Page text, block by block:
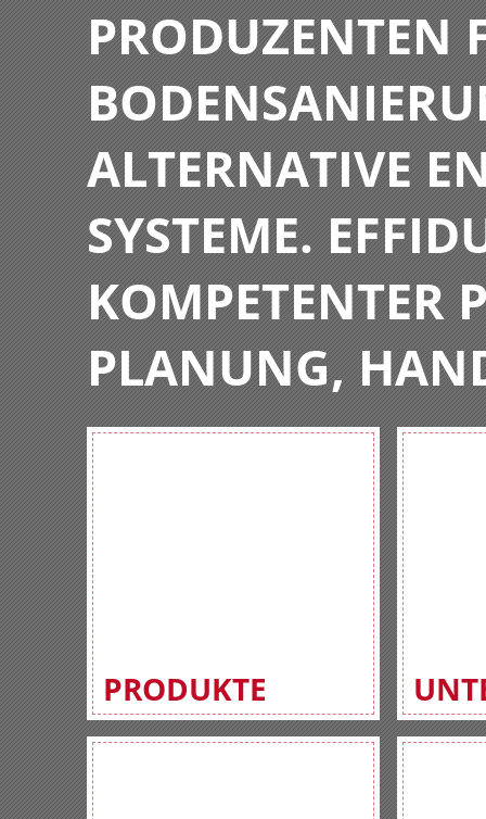
PRODUZENTEN
ALTERNATIVE
SYSTEME.
KOMPETENTER
PLANUNG,
PRODUKTE